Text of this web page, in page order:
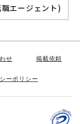
エージェント)
せ 掲載依頼
ーポリシー